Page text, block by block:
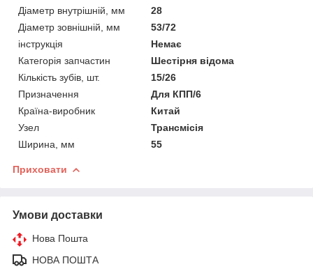
Діаметр внутрішній, мм
28
Діаметр зовнішній, мм
53/72
інструкція
Немає
Категорія запчастин
Шестірня відома
Кількість зубів, шт.
15/26
Призначення
Для КПП/6
Країна-виробник
Китай
Узел
Трансмісія
Ширина, мм
55
Приховати
Умови доставки
Нова Пошта
НОВА ПОШТА